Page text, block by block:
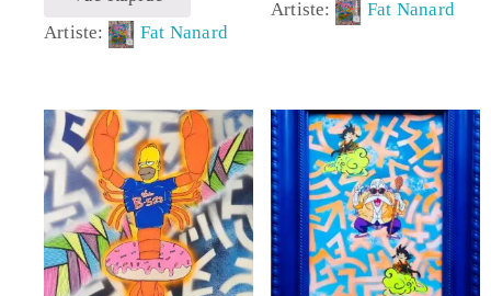
Artiste:
Fat Nanard
Artiste:
Fat Nanard